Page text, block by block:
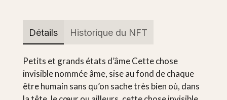
Détails Historique du NFT
Petits et grands états d’âme Cette chose
invisible nommée âme, sise au fond de chaque
être humain sans qu’on sache très bien où, dans